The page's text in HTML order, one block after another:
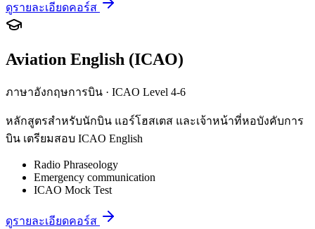
ดูรายละเอียดคอร์ส
Aviation English (ICAO)
ภาษาอังกฤษการบิน · ICAO Level 4-6
หลักสูตรสำหรับนักบิน แอร์โฮสเตส และเจ้าหน้าที่หอบังคับการ
บิน เตรียมสอบ ICAO English
Radio Phraseology
Emergency communication
ICAO Mock Test
ดูรายละเอียดคอร์ส